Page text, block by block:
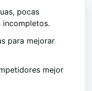
pocas
incompletos.
para mejorar
mejor